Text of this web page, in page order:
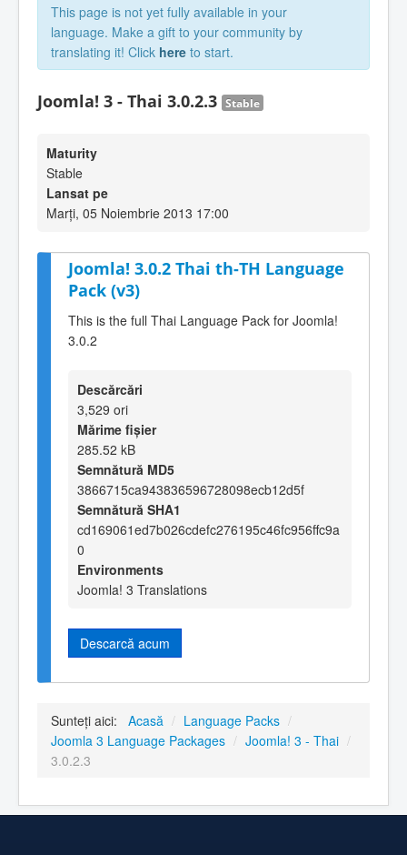
This page is not yet fully available in your
language. Make a gift to your community by
translating it! Click here to start.
Joomla! 3 - Thai 3.0.2.3 Stable
Maturity
Stable
Lansat pe
Marți, 05 Noiembrie 2013 17:00
Joomla! 3.0.2 Thai th-TH Language
Pack (v3)
This is the full Thai Language Pack for Joomla!
3.0.2
Descărcări
3,529 ori
Mărime fișier
285.52 kB
Semnătură MD5
3866715ca943836596728098ecb12d5f
Semnătură SHA1
cd169061ed7b026cdefc276195c46fc956ffc9a
0
Environments
Joomla! 3 Translations
Descarcă acum
Sunteți aici: Acasă / Language Packs /
Joomla 3 Language Packages / Joomla! 3 - Thai /
3.0.2.3